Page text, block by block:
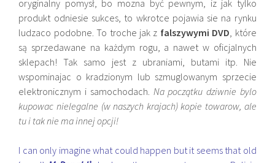
oryginalny pomysł, bo mozna być pewnym, iz jak tylko
produkt odniesie sukces, to wkrotce pojawia sie na rynku
ludzaco podobne. To troche jak z falszywymi DVD, które
są sprzedawane na każdym rogu, a nawet w oficjalnych
sklepach! Tak samo jest z ubraniami, butami itp. Nie
wspominajac o kradzionym lub szmuglowanym sprzecie
elektronicznym i samochodach. Na początku dziwnie bylo
kupowac nielegalne (w naszych krajach) kopie towarow, ale
tu i tak nie ma innej opcji!
I can only imagine what could happen but it seems that old